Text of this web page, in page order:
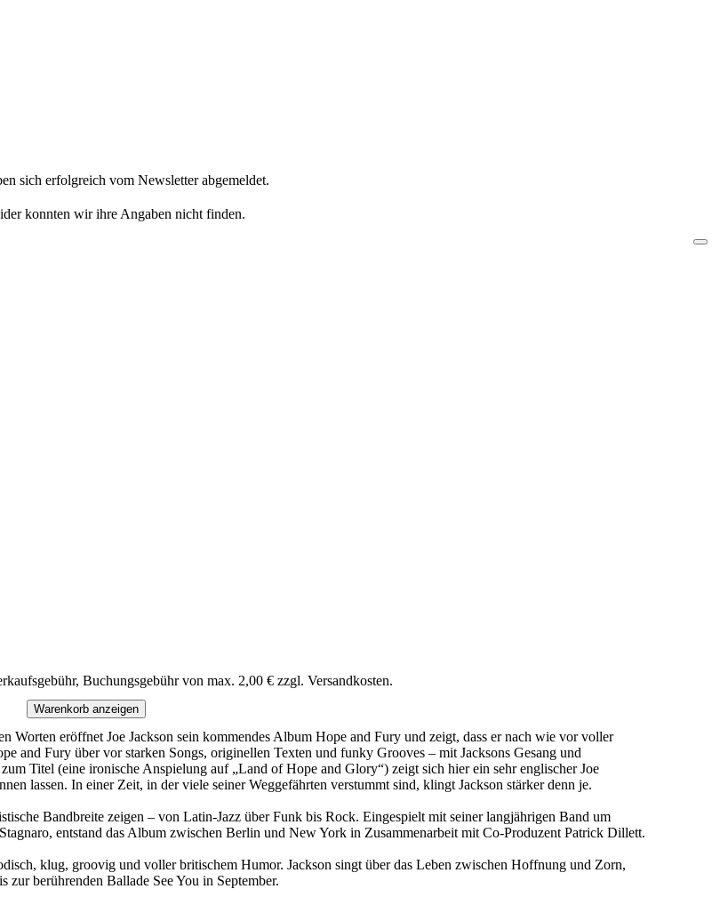
sich erfolgreich vom Newsletter abgemeldet.
konnten wir ihre Angaben nicht finden.
Buchungsgebühr von max. 2,00 € zzgl. Versandkosten.
Warenkorb anzeigen
eröffnet Joe Jackson sein kommendes Album Hope and Fury und zeigt, dass er nach wie vor voller
and Fury über vor starken Songs, originellen Texten und funky Grooves – mit Jacksons Gesang und
Titel (eine ironische Anspielung auf „Land of Hope and Glory“) zeigt sich hier ein sehr englischer Joe
lassen. In einer Zeit, in der viele seiner Weggefährten verstummt sind, klingt Jackson stärker denn je.
Bandbreite zeigen – von Latin-Jazz über Funk bis Rock. Eingespielt mit seiner langjährigen Band um
entstand das Album zwischen Berlin und New York in Zusammenarbeit mit Co-Produzent Patrick Dillett.
klug, groovig und voller britischem Humor. Jackson singt über das Leben zwischen Hoffnung und Zorn,
berührenden Ballade See You in September.